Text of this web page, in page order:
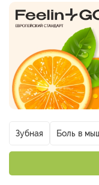
Зубная Боль в